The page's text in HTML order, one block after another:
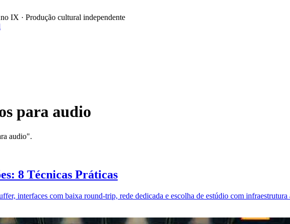
IX · Produção cultural independente
para audio
audio".
8 Técnicas Práticas
interfaces com baixa round-trip, rede dedicada e escolha de estúdio com infraestrutura